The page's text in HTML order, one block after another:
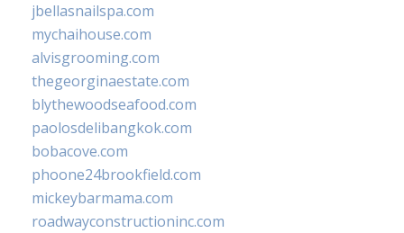
jbellasnailspa.com
mychaihouse.com
alvisgrooming.com
thegeorginaestate.com
blythewoodseafood.com
paolosdelibangkok.com
bobacove.com
phoone24brookfield.com
mickeybarmama.com
roadwayconstructioninc.com